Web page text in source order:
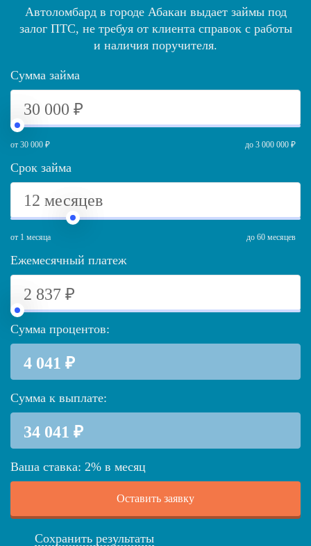
Автоломбард в городе Абакан выдает займы под
залог ПТС, не требуя от клиента справок с работы
и наличия поручителя.
Сумма займа
от 30 000 ₽ до 3 000 000 ₽
Срок займа
от 1 месяца до 60 месяцев
Ежемесячный платеж
Сумма процентов:
Сумма к выплате:
Ваша ставка: 2% в месяц
Оставить заявку
Сохранить результаты